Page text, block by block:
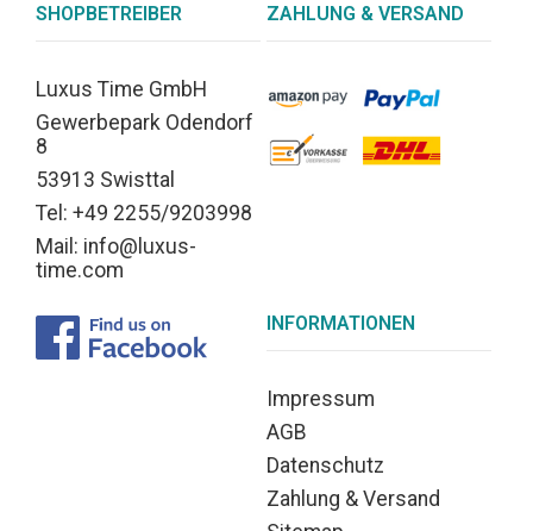
SHOPBETREIBER
Luxus Time GmbH
Gewerbepark Odendorf
8
53913 Swisttal
Tel: +49 2255/9203998
Mail: info@luxus-
time.com
ZAHLUNG & VERSAND
INFORMATIONEN
Impressum
AGB
Datenschutz
Zahlung & Versand